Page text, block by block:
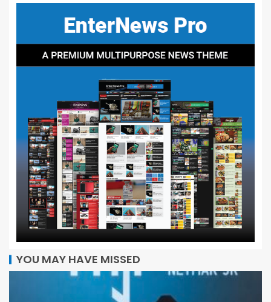
YOU MAY HAVE MISSED